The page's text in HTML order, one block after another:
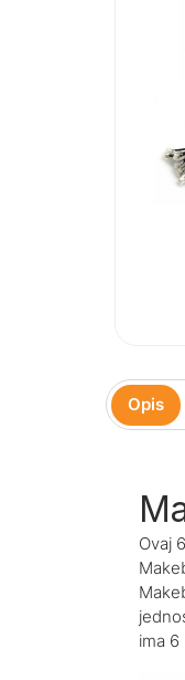
Opis
Ovaj
ima